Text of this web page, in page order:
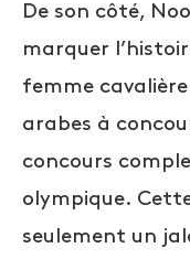
De son côté,
marquer
femme
arabes à
concours
olympique.
seulement un